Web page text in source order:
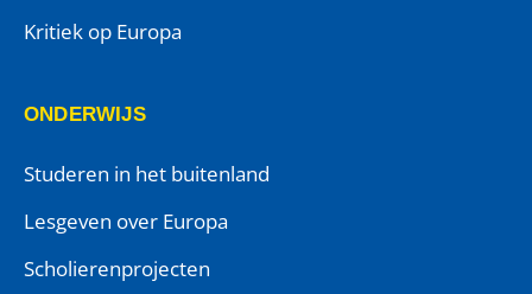
Kritiek op Europa
ONDERWIJS
Studeren in het buitenland
Lesgeven over Europa
Scholierenprojecten